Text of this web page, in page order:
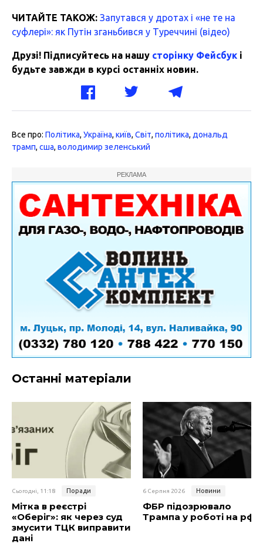
ЧИТАЙТЕ ТАКОЖ: Запутався у дротах і «не те на
суфлері»: як Путін зганьбився у Туреччині (відео)
Друзі! Підписуйтесь на нашу сторінку Фейсбук і
будьте завжди в курсі останніх новин.
Все про: Політика, Україна, київ, Світ, політика, дональд
трамп, сша, володимир зеленський
РЕКЛАМА
Останні матеріали
Сьогодні, 11:18 Поради
Мітка в реєстрі
«Оберіг»: як через суд
змусити ТЦК виправити
дані
6 Серпня 2026 Новини
ФБР підозрювало
Трампа у роботі на рф